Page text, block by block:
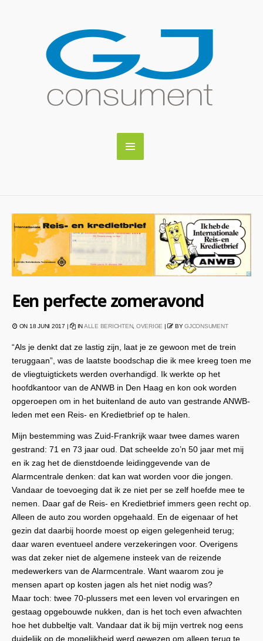
Een perfecte zomeravond
ON 18 JUNI 2017 | IN ALLE BERICHTEN, OVERIGE | BYGJCONSUMENT
“Als je denkt dat ze lastig zijn, laat je ze gewoon met de trein
teruggaan”, was de laatste boodschap die ik mee kreeg toen me
de vliegtuigtickets werden overhandigd. Ik werkte op het
hoofdkantoor van de ANWB in Den Haag en kon ook worden
opgeroepen om in het buitenland de auto van gestrande ANWB-
leden met een Reis- en Kredietbrief op te halen.
Mijn bestemming was Zuid-Frankrijk waar twee dames waren
gestrand: 71 en 73 jaar oud. Dat scheelde zo’n 50 jaar met mij
en ik zag het de dienstdoende leidinggevende van de
Alarmcentrale denken: dat kan wat worden voor die jongen.
Vandaar de toevoeging dat ik ze niet per se zelf hoefde mee te
nemen. Daar gaf de Reis- en Kredietbrief immers geen recht op.
Alleen de auto zou worden opgehaald. En de eigenaar of het
gezin dat daarbij hoorde moest op eigen gelegenheid terug;
daar waren eventueel andere verzekeringen voor. Overigens
was dat zeker niet de algemene insteek van de reizende
medewerkers van de Alarmcentrale. Want waarom zou je
mensen apart op kosten jagen als het niet nodig was?
Maar toch: twee 70-plussers met een leven vol ervaringen en
gestaag opgebouwde nukken, dan is het toch even afwachten
hoe het dubbeltje valt. Vandaar dat ik bij mijn vertrek nog eens
duidelijk op de mogelijkheid werd gewezen om alleen terug te